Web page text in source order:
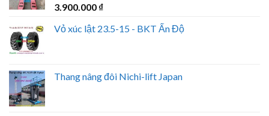
3.900.000 ₫
Vỏ xúc lật 23.5-15 - BKT Ấn Độ
Thang nâng đôi Nichi-lift Japan